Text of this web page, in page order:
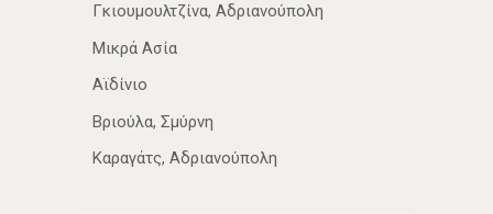
Γκιουμουλτζίνα, Αδριανούπολη
Μικρά Ασία
Αϊδίνιο
Βριούλα, Σμύρνη
Καραγάτς, Αδριανούπολη